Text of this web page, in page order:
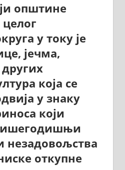
општине
у току је
јечма,
која се
у знаку
који
незадовољства
откупне